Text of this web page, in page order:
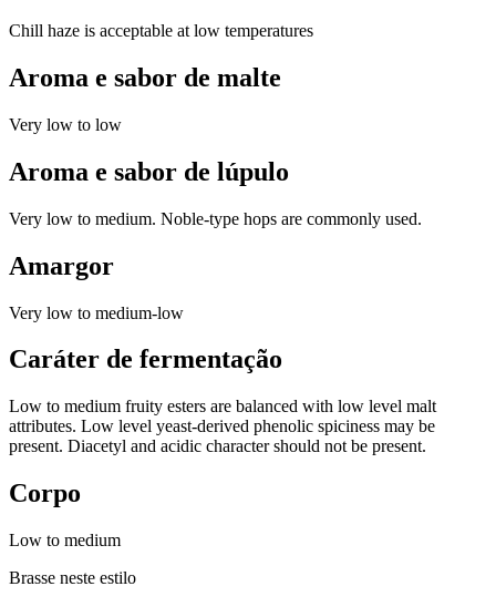
Chill haze is acceptable at low temperatures
Aroma e sabor de malte
Very low to low
Aroma e sabor de lúpulo
Very low to medium. Noble-type hops are commonly used.
Amargor
Very low to medium-low
Caráter de fermentação
Low to medium fruity esters are balanced with low level malt
attributes. Low level yeast-derived phenolic spiciness may be
present. Diacetyl and acidic character should not be present.
Corpo
Low to medium
Brasse neste estilo